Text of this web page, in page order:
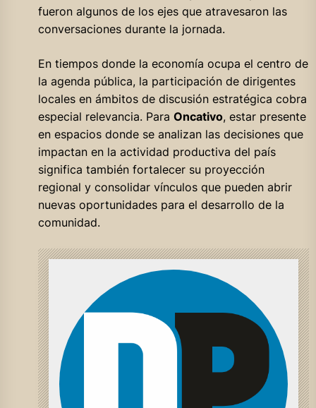
fueron algunos de los ejes que atravesaron las
conversaciones durante la jornada.
En tiempos donde la economía ocupa el centro de
la agenda pública, la participación de dirigentes
locales en ámbitos de discusión estratégica cobra
especial relevancia. Para Oncativo, estar presente
en espacios donde se analizan las decisiones que
impactan en la actividad productiva del país
significa también fortalecer su proyección
regional y consolidar vínculos que pueden abrir
nuevas oportunidades para el desarrollo de la
comunidad.